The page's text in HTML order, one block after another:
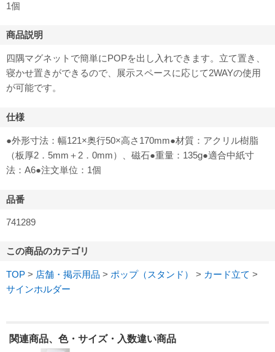
1個
商品説明
四隅マグネットで簡単にPOPを出し入れできます。立て置き、
寝かせ置きができるので、展示スペースに応じて2WAYの使用
が可能です。
仕様
●外形寸法：幅121×奥行50×高さ170mm●材質：アクリル樹脂
（板厚2．5mm＋2．0mm）、磁石●重量：135g●適合中紙寸
法：A6●注文単位：1個
品番
741289
この商品のカテゴリ
TOP > 店舗・掲示用品 > ポップ（スタンド） > カード立て >
サインホルダー
関連商品、色・サイズ・入数違い商品